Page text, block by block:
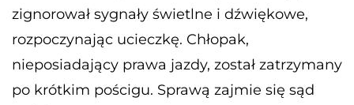
zignorował sygnały świetlne i dźwiękowe,
rozpoczynając ucieczkę. Chłopak,
nieposiadający prawa jazdy, został zatrzymany
po krótkim pościgu. Sprawą zajmie się sąd